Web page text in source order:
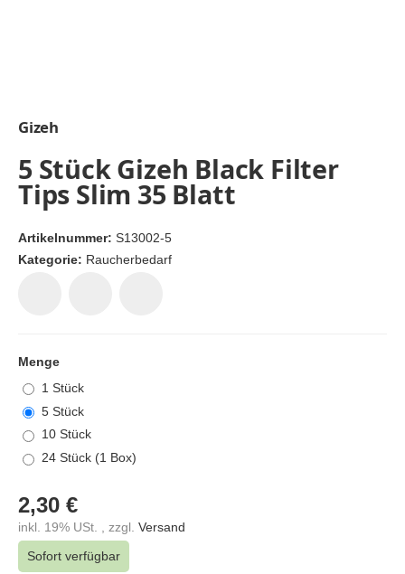
Gizeh
5 Stück Gizeh Black Filter
Tips Slim 35 Blatt
Artikelnummer: S13002-5
Kategorie: Raucherbedarf
Menge
1 Stück
5 Stück
10 Stück
24 Stück (1 Box)
2,30 €
inkl. 19% USt. , zzgl. Versand
Sofort verfügbar